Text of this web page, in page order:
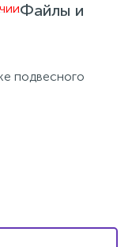
Файлы и
подвесного